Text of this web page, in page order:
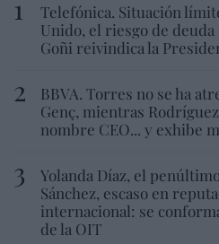
Telefónica. Situación
Unido, el riesgo de
Goñi reivindica la
BBVA. Torres no se ha
Genç, mientras
nombre CEO... y exhibe
Yolanda Díaz, el
Sánchez, escaso en
internacional: se
de la OIT